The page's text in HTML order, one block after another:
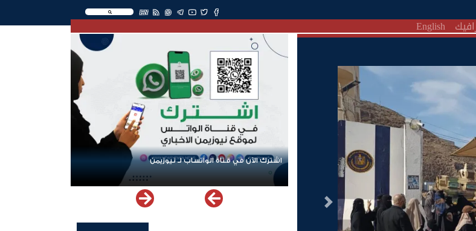
EN
English
التالى
اشترك الآن في قناة الواتساب لـ نيوزيمن